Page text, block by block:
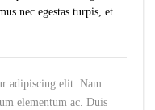
nec egestas turpis, et
adipiscing elit. Nam
elementum ac. Duis